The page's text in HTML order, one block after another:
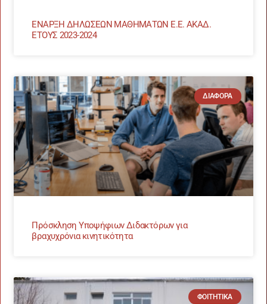
ΕΝΑΡΞΗ ΔΗΛΩΣΕΩΝ ΜΑΘΗΜΑΤΩΝ Ε.Ε. ΑΚΑΔ.
ΕΤΟΥΣ 2023-2024
ΔΙΆΦΟΡΑ
Πρόσκληση Υποψήφιων Διδακτόρων για
βραχυχρόνια κινητικότητα
ΦΟΙΤΗΤΙΚΆ